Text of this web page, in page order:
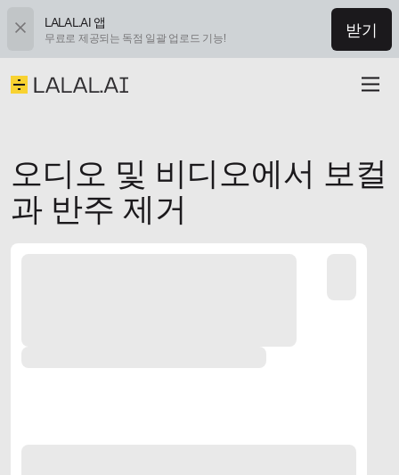
LALAL.AI 앱
무료로 제공되는 독점 일괄 업로드 기능! 받기
오디오 및 비디오에서 보컬
과 반주 제거